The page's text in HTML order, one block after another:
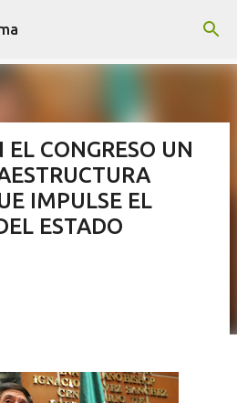
principal
CONGRESO UN
IMPULSE EL
ESTADO